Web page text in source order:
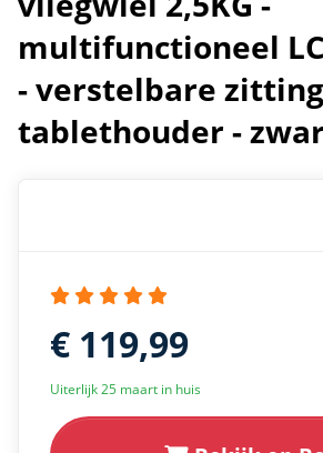
multifunctioneel
- verstelbare
tablethouder -
€ 119,99
Uiterlijk 25 maart in huis